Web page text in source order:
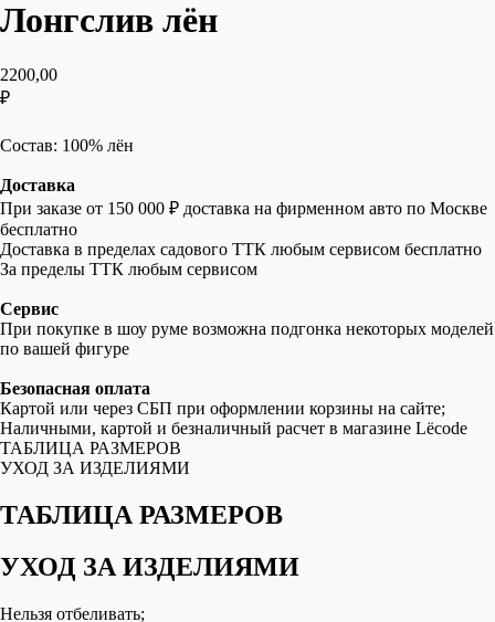
Лонгслив лён
2200,00
₽
Состав: 100% лён
Доставка
При заказе от 150 000 ₽ доставка на фирменном авто по Москве
бесплатно
Доставка в пределах садового ТТК любым сервисом бесплатно
За пределы ТТК любым сервисом
Сервис
При покупке в шоу руме возможна подгонка некоторых моделей
по вашей фигуре
Безопасная оплата
Картой или через СБП при оформлении корзины на сайте;
Наличными, картой и безналичный расчет в магазине Lëcode
ТАБЛИЦА РАЗМЕРОВ
УХОД ЗА ИЗДЕЛИЯМИ
ТАБЛИЦА РАЗМЕРОВ
УХОД ЗА ИЗДЕЛИЯМИ
Нельзя отбеливать;